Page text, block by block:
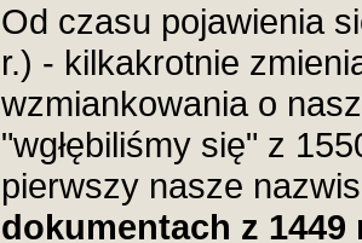
Od czasu pojawienia
r.) - kilkakrotnie
wzmiankowania o
"wgłębiliśmy się" z
pierwszy nasze
dokumentach z 1449